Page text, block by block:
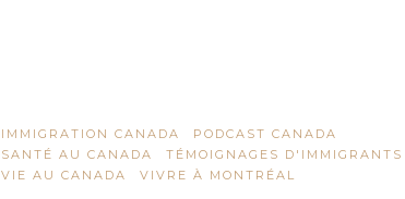
IMMIGRATION CANADA
PODCAST CANADA
SANTÉ AU CANADA
TÉMOIGNAGES D'IMMIGRANTS
VIE AU CANADA
VIVRE À MONTRÉAL